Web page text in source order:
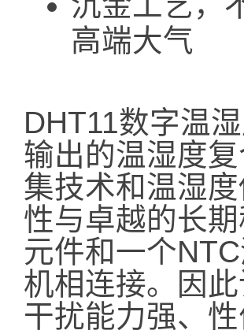
高端大气
DHT11数字温
输出的温湿度
集技术和温湿
性与卓越的长
元件和一个
机相连接。因
干扰能力强、